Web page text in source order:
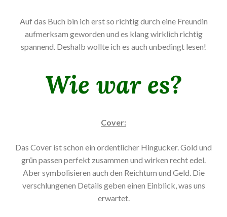
Auf das Buch bin ich erst so richtig durch eine Freundin
aufmerksam geworden und es klang wirklich richtig
spannend. Deshalb wollte ich es auch unbedingt lesen!
Wie war es?
Cover:
Das Cover ist schon ein ordentlicher Hingucker. Gold und
grün passen perfekt zusammen und wirken recht edel.
Aber symbolisieren auch den Reichtum und Geld. Die
verschlungenen Details geben einen Einblick, was uns
erwartet.